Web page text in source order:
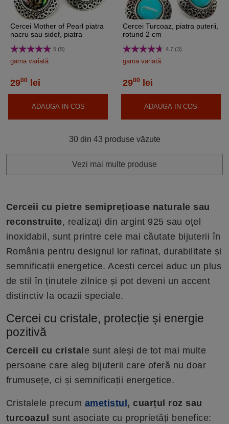
Cercei Mother of Pearl piatra
nacru sau sidef, piatra
model
5 (5)
gama variată
2900 lei
ADAUGA IN COS
Cercei Turcoaz, piatra puterii,
rotund 2 cm
4.7 (3)
gama variată
2900 lei
ADAUGA IN COS
30 din 43 produse văzute
Vezi mai multe produse
Cerceii cu pietre semiprețioase naturale sau
reconstruite, realizați din argint 925 sau oțel
inoxidabil, sunt printre cele mai căutate bijuterii în
România pentru designul lor rafinat, durabilitate și
semnificații energetice. Acești cercei aduc un plus
de stil în ținutele zilnice și pot deveni un accent
distinctiv la ocazii speciale.
Cercei cu cristale, protecție și energie
pozitivă
Cerceii cu cristal e sunt aleși de tot mai multe
persoane care aleg bijuterii care oferă nu doar
frumusețe, ci și semnificații energetice.
Cristalele precum ametistul , cuarțul roz sau
turcoazul
sunt asociate cu proprietăți benefice: